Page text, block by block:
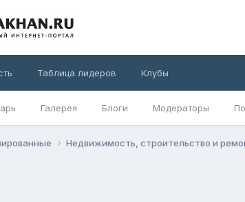
Галерея Блоги Модераторы
Таблица лидеров Клубы
Недвижимость, строительство и